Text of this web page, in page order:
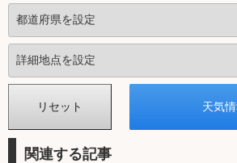
関連する記事